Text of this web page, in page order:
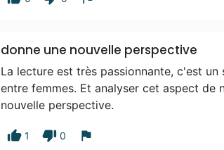
donne une nouvelle perspective
La lecture est très passionnante, c'est
entre femmes. Et analyser cet aspect de
nouvelle perspective.
thumb_up 1 thumb_down 0 flag